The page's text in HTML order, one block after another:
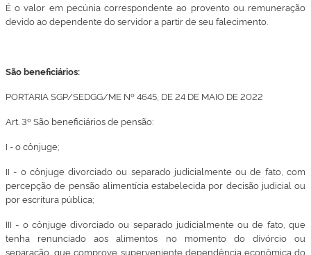
É o valor em pecúnia correspondente ao provento ou remuneração
devido ao dependente do servidor a partir de seu falecimento.
São beneficiários:
PORTARIA SGP/SEDGG/ME Nº 4645, DE 24 DE MAIO DE 2022
Art. 3º São beneficiários de pensão:
I - o cônjuge;
II - o cônjuge divorciado ou separado judicialmente ou de fato, com
percepção de pensão alimentícia estabelecida por decisão judicial ou
por escritura pública;
III - o cônjuge divorciado ou separado judicialmente ou de fato, que
tenha renunciado aos alimentos no momento do divórcio ou
separação, que comprove superveniente dependência econômica do